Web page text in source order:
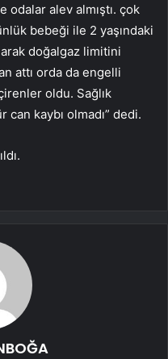
odalar alev almıştı. çok
bebeği ile 2 yaşındaki
doğalgaz limitini
attı orda da engelli
oldu. Sağlık
kaybı olmadı” dedi.